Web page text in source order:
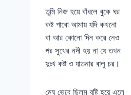
তুমি নিজ হয়ে বাঁধলে বুকে ঘর
কষ্ট পাবো আমায় যদি কখনো
বা আর কোনো দিন করে নেও
পর সুখের নদী হয় না যে তখন
দুঃখ কষ্ট ও যাতনার বালু চর।
মেঘ ভেবে ছিলুম বৃষ্টি হয়ে এলে